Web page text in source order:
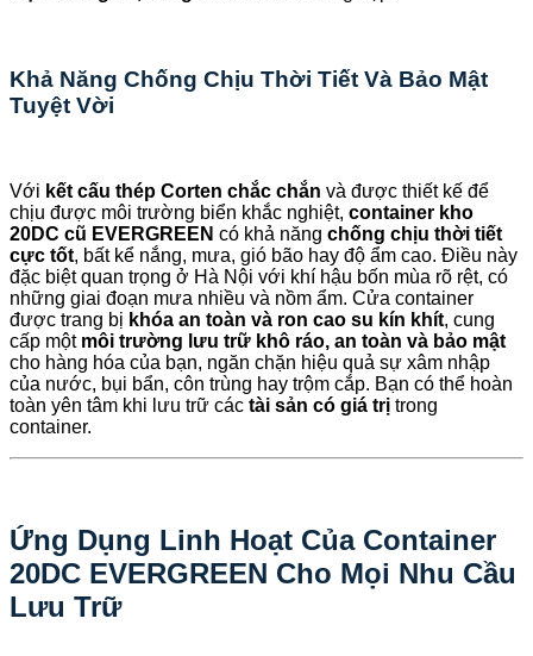
Khả Năng Chống Chịu Thời Tiết Và Bảo Mật
Tuyệt Vời
Với kết cấu thép Corten chắc chắn và được thiết kế để
chịu được môi trường biển khắc nghiệt, container kho
20DC cũ EVERGREEN có khả năng chống chịu thời tiết
cực tốt, bất kể nắng, mưa, gió bão hay độ ẩm cao. Điều này
đặc biệt quan trọng ở Hà Nội với khí hậu bốn mùa rõ rệt, có
những giai đoạn mưa nhiều và nồm ẩm. Cửa container
được trang bị khóa an toàn và ron cao su kín khít, cung
cấp một môi trường lưu trữ khô ráo, an toàn và bảo mật
cho hàng hóa của bạn, ngăn chặn hiệu quả sự xâm nhập
của nước, bụi bẩn, côn trùng hay trộm cắp. Bạn có thể hoàn
toàn yên tâm khi lưu trữ các tài sản có giá trị trong
container.
Ứng Dụng Linh Hoạt Của Container
20DC EVERGREEN Cho Mọi Nhu Cầu
Lưu Trữ